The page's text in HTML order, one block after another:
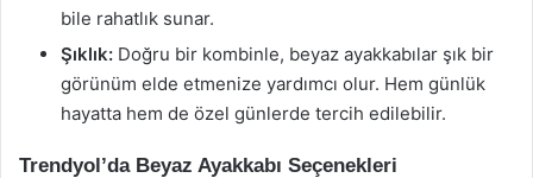
bile rahatlık sunar.
Şıklık: Doğru bir kombinle, beyaz ayakkabılar şık bir
görünüm elde etmenize yardımcı olur. Hem günlük
hayatta hem de özel günlerde tercih edilebilir.
Trendyol’da Beyaz Ayakkabı Seçenekleri